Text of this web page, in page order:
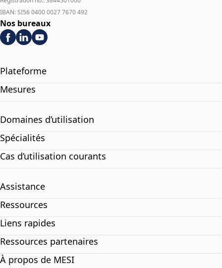
IBAN: SI56 0400 0027 7670 492
Nos bureaux
Plateforme
Mesures
Domaines d’utilisation
Spécialités
Cas d’utilisation courants
Assistance
Ressources
Liens rapides
Ressources partenaires
À propos de MESI